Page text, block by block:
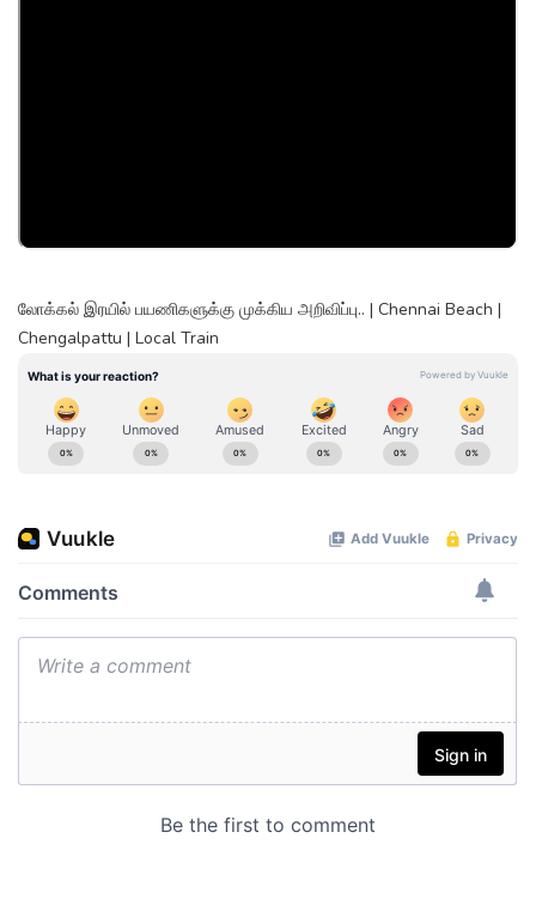
லோக்கல் இரயில் பயணிகளுக்கு முக்கிய அறிவிப்பு.. | Chennai Beach |
Chengalpattu | Local Train